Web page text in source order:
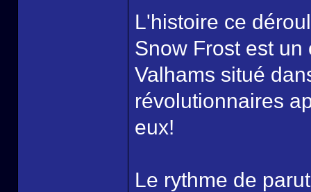
L'histoire ce
Snow Frost est
Valhams situé
révolutionnaires
eux!
Le rythme de